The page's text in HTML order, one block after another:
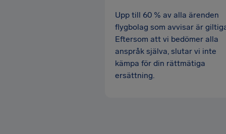
Upp till 60 % av alla ärenden
flygbolag som avvisar är
Eftersom att vi bedömer alla
anspråk själva, slutar vi inte
kämpa för din rättmätiga
ersättning.